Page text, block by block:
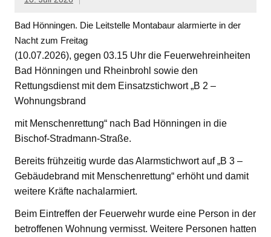
Bad Hönningen. Die Leitstelle Montabaur alarmierte in der
Nacht zum Freitag
(10.07.2026), gegen 03.15 Uhr die Feuerwehreinheiten
Bad Hönningen und Rheinbrohl sowie den
Rettungsdienst mit dem Einsatzstichwort „B 2 –
Wohnungsbrand
mit Menschenrettung“ nach Bad Hönningen in die
Bischof-Stradmann-Straße.
Bereits frühzeitig wurde das Alarmstichwort auf „B 3 –
Gebäudebrand mit Menschenrettung“ erhöht und damit
weitere Kräfte nachalarmiert.
Beim Eintreffen der Feuerwehr wurde eine Person in der
betroffenen Wohnung vermisst. Weitere Personen hatten